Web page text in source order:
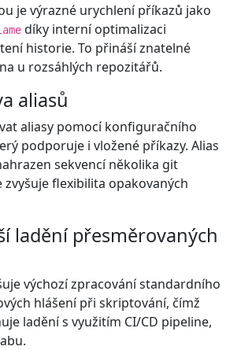
je výrazné urychlení příkazů jako
díky interní optimalizaci
historie. To přináší znatelné
u rozsáhlých repozitářů.
aliasů
aliasy pomocí konfiguračního
podporuje i vložené příkazy. Alias
sekvencí několika git
zvyšuje flexibilita opakovaných
ladění přesměrovaných
výchozí zpracování standardního
hlášení při skriptování, čímž
ladění s využitím CI/CD pipeline,